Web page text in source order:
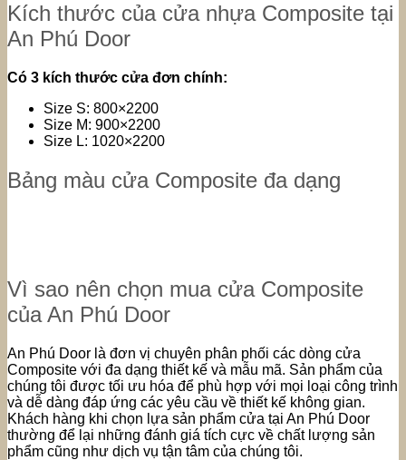
Kích thước của cửa nhựa Composite tại
An Phú Door
Có 3 kích thước cửa đơn chính:
Size S: 800×2200
Size M: 900×2200
Size L: 1020×2200
Bảng màu cửa Composite đa dạng
Vì sao nên chọn mua cửa Composite
của An Phú Door
An Phú Door là đơn vị chuyên phân phối các dòng cửa
Composite với đa dạng thiết kế và mẫu mã. Sản phẩm của
chúng tôi được tối ưu hóa để phù hợp với mọi loại công trình
và dễ dàng đáp ứng các yêu cầu về thiết kế không gian.
Khách hàng khi chọn lựa sản phẩm cửa tại An Phú Door
thường để lại những đánh giá tích cực về chất lượng sản
phẩm cũng như dịch vụ tận tâm của chúng tôi.